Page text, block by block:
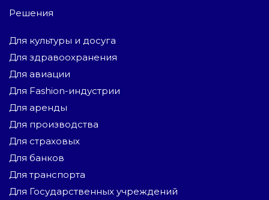
Решения
Для культуры и досуга
Для здравоохранения
Для авиации
Для Fashion-индустрии
Для аренды
Для производства
Для страховых
Для банков
Для транспорта
Для Государственных учреждений